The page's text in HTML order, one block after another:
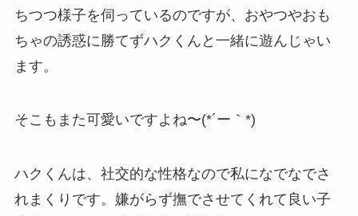
ちつつ様子を伺っているのですが、おやつやおも
ちゃの誘惑に勝てずハクくんと一緒に遊んじゃい
ます。
そこもまた可愛いですよね〜(*´ー｀*)
ハクくんは、社交的な性格なので私になでなでさ
れまくりです。嫌がらず撫でさせてくれて良い子